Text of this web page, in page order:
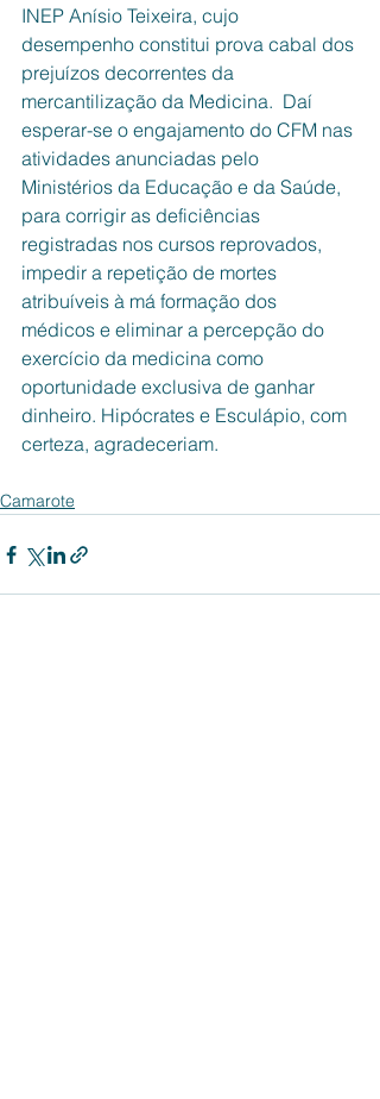
INEP Anísio Teixeira, cujo
desempenho constitui prova cabal dos
prejuízos decorrentes da
mercantilização da Medicina.  Daí
esperar-se o engajamento do CFM nas
atividades anunciadas pelo
Ministérios da Educação e da Saúde,
para corrigir as deficiências
registradas nos cursos reprovados,
impedir a repetição de mortes
atribuíveis à má formação dos
médicos e eliminar a percepção do
exercício da medicina como
oportunidade exclusiva de ganhar
dinheiro. Hipócrates e Esculápio, com
certeza, agradeceriam.
Camarote